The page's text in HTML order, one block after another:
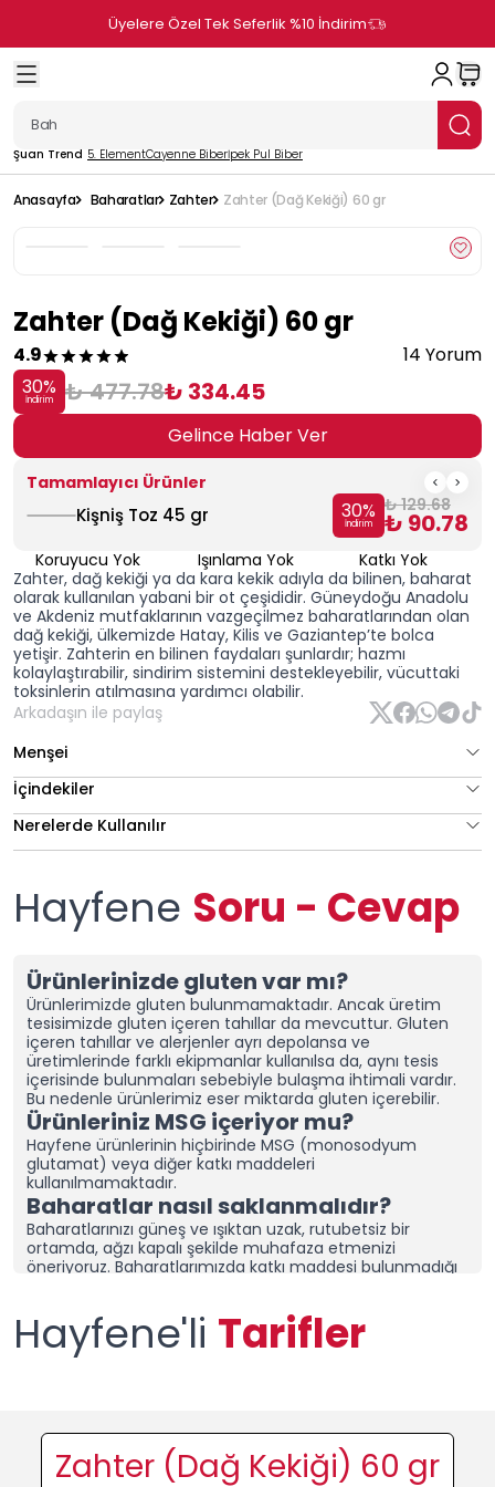
Üyelere Özel Tek Seferlik %10 İndirim
Şuan Trend 5. ElementCayenne Biberİpek Pul Biber
Anasayfa Baharatlar Zahter Zahter (Dağ Kekiği) 60 gr
Zahter (Dağ Kekiği) 60 gr
4.9
14 Yorum
30%
İndirim ₺ 477.78₺ 334.45
Gelince Haber Ver
Tamamlayıcı Ürünler
Kişniş Toz 45 gr 30%
İndirim
₺ 129.68
₺ 90.78
Koruyucu Yok Işınlama Yok
Katkı Yok
Zahter, dağ kekiği ya da kara kekik adıyla da bilinen, baharat
olarak kullanılan yabani bir ot çeşididir. Güneydoğu Anadolu
ve Akdeniz mutfaklarının vazgeçilmez baharatlarından olan
dağ kekiği, ülkemizde Hatay, Kilis ve Gaziantep’te bolca
yetişir. Zahterin en bilinen faydaları şunlardır; hazmı
kolaylaştırabilir, sindirim sistemini destekleyebilir, vücuttaki
toksinlerin atılmasına yardımcı olabilir.
Arkadaşın ile paylaş
Menşei
İçindekiler
Nerelerde Kullanılır
Hayfene Soru - Cevap
Ürünlerinizde gluten var mı?
Ürünlerimizde gluten bulunmamaktadır. Ancak üretim
tesisimizde gluten içeren tahıllar da mevcuttur. Gluten
içeren tahıllar ve alerjenler ayrı depolansa ve
üretimlerinde farklı ekipmanlar kullanılsa da, aynı tesis
içerisinde bulunmaları sebebiyle bulaşma ihtimali vardır.
Bu nedenle ürünlerimiz eser miktarda gluten içerebilir.
Ürünleriniz MSG içeriyor mu?
Hayfene ürünlerinin hiçbirinde MSG (monosodyum
glutamat) veya diğer katkı maddeleri
kullanılmamaktadır.
Baharatlar nasıl saklanmalıdır?
Baharatlarınızı güneş ve ışıktan uzak, rutubetsiz bir
ortamda, ağzı kapalı şekilde muhafaza etmenizi
öneriyoruz. Baharatlarımızda katkı maddesi bulunmadığı
için ürünlerimizin ağzının kapalı olduğuna emin olun ve
kuru bir alanda saklayın.
Nemli bir bölgede yaşıyorsanız,
baharatlarınızı sakladığınız dolap/çekmeceye “nem alıcı
elinizle tekrar toz haline getirerek kullanabilirsiniz.
Ürünlerinizi diğer baharat
Hayfene'li Tarifler
Zahter (Dağ Kekiği) 60 gr